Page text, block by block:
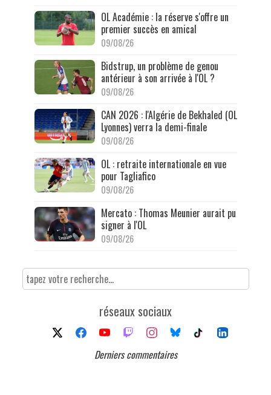
OL Académie : la réserve s'offre un
premier succès en amical
09/08/26
Bidstrup, un problème de genou
antérieur à son arrivée à l'OL ?
09/08/26
CAN 2026 : l'Algérie de Bekhaled (OL
Lyonnes) verra la demi-finale
09/08/26
OL : retraite internationale en vue
pour Tagliafico
09/08/26
Mercato : Thomas Meunier aurait pu
signer à l'OL
09/08/26
réseaux sociaux
Derniers commentaires